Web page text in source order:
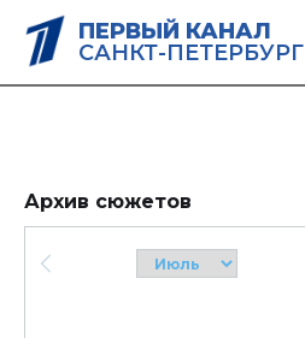
ПЕРВЫЙ КАНАЛ
САНКТ-ПЕТЕРБУРГ
Архив сюжетов